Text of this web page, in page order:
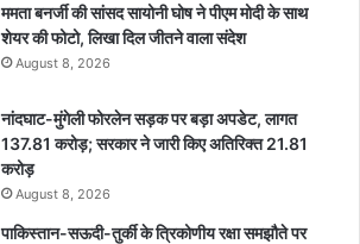
ममता बनर्जी की सांसद सायोनी घोष ने पीएम मोदी के साथ
शेयर की फोटो, लिखा दिल जीतने वाला संदेश
August 8, 2026
नांदघाट-मुंगेली फोरलेन सड़क पर बड़ा अपडेट, लागत
137.81 करोड़; सरकार ने जारी किए अतिरिक्त 21.81
करोड़
August 8, 2026
पाकिस्तान-सऊदी-तुर्की के त्रिकोणीय रक्षा समझौते पर